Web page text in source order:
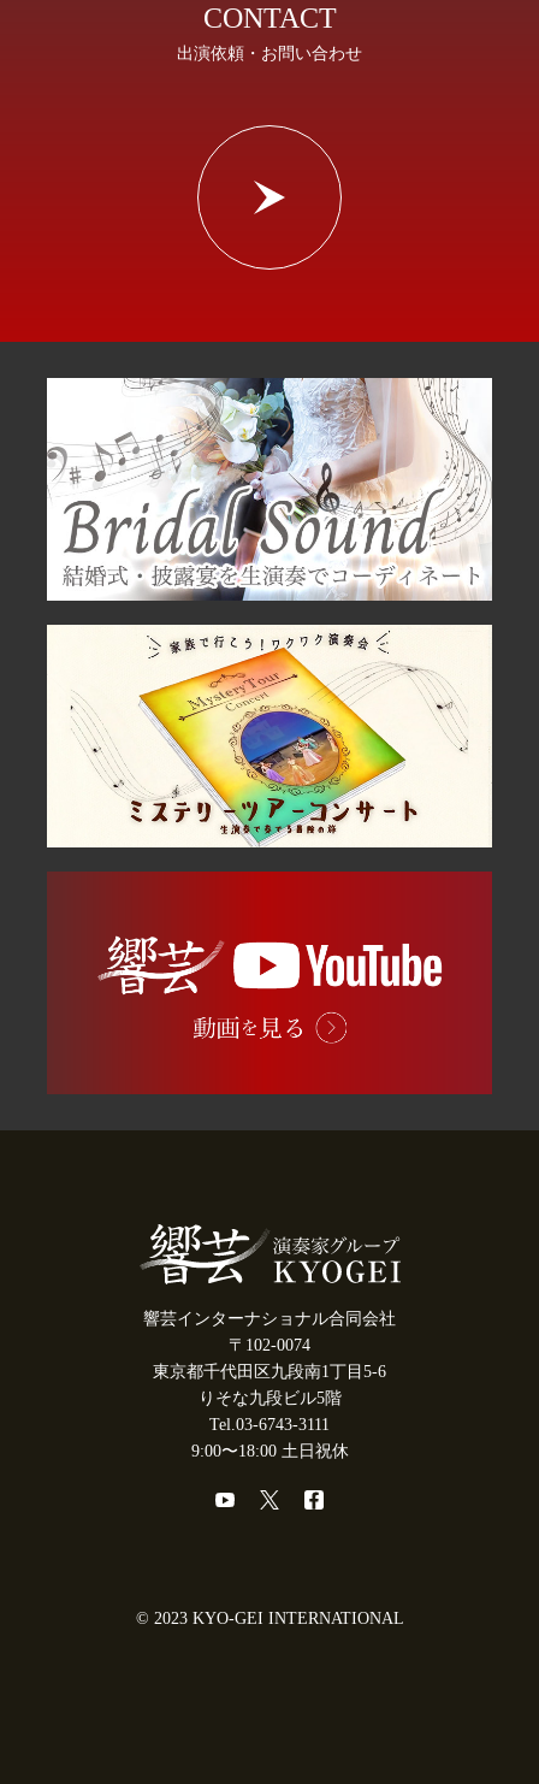
CONTACT
出演依頼・お問い合わせ
響芸インターナショナル合同会社
〒102-0074
東京都千代田区九段南1丁目5-6
りそな九段ビル5階
Tel.03-6743-3111
9:00〜18:00 土日祝休
© 2023 KYO-GEI INTERNATIONAL